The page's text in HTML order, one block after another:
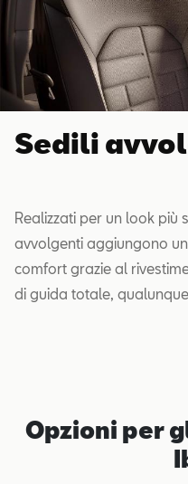
Sedili
Realizzati per un look più
avvolgenti aggiungono
comfort grazie al
di guida totale,
Opzioni per